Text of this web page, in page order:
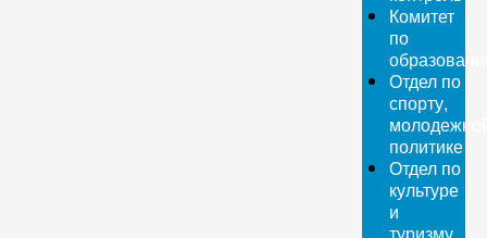
Комитет
по
Отдел по
спорту,
политике
Отдел по
культуре
и